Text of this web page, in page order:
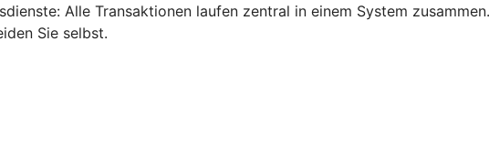
Alle Transaktionen laufen zentral in einem System
Sie selbst.